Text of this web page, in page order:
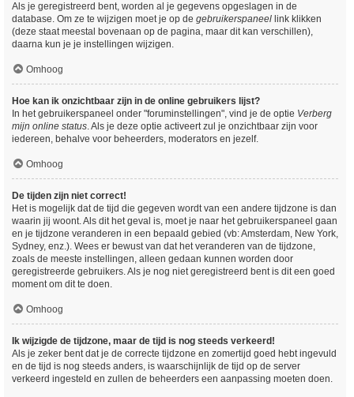
Als je geregistreerd bent, worden al je gegevens opgeslagen in de
database. Om ze te wijzigen moet je op de gebruikerspaneel link klikken
(deze staat meestal bovenaan op de pagina, maar dit kan verschillen),
daarna kun je je instellingen wijzigen.
Omhoog
Hoe kan ik onzichtbaar zijn in de online gebruikers lijst?
In het gebruikerspaneel onder "foruminstellingen", vind je de optie Verberg
mijn online status. Als je deze optie activeert zul je onzichtbaar zijn voor
iedereen, behalve voor beheerders, moderators en jezelf.
Omhoog
De tijden zijn niet correct!
Het is mogelijk dat de tijd die gegeven wordt van een andere tijdzone is dan
waarin jij woont. Als dit het geval is, moet je naar het gebruikerspaneel gaan
en je tijdzone veranderen in een bepaald gebied (vb: Amsterdam, New York,
Sydney, enz.). Wees er bewust van dat het veranderen van de tijdzone,
zoals de meeste instellingen, alleen gedaan kunnen worden door
geregistreerde gebruikers. Als je nog niet geregistreerd bent is dit een goed
moment om dit te doen.
Omhoog
Ik wijzigde de tijdzone, maar de tijd is nog steeds verkeerd!
Als je zeker bent dat je de correcte tijdzone en zomertijd goed hebt ingevuld
en de tijd is nog steeds anders, is waarschijnlijk de tijd op de server
verkeerd ingesteld en zullen de beheerders een aanpassing moeten doen.